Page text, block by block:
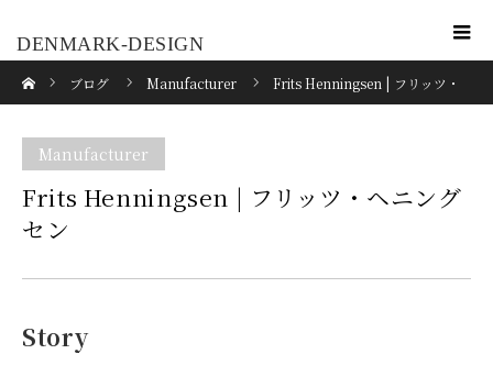
DENMARK-DESIGN
ブログ Manufacturer Frits Henningsen | フリッツ・
Manufacturer
Frits Henningsen | フリッツ・ヘニング
セン
Story